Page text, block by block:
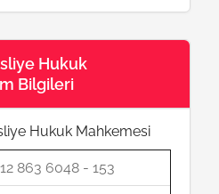
Hukuk
Bilgileri
Hukuk Mahkemesi
863 6048 - 153